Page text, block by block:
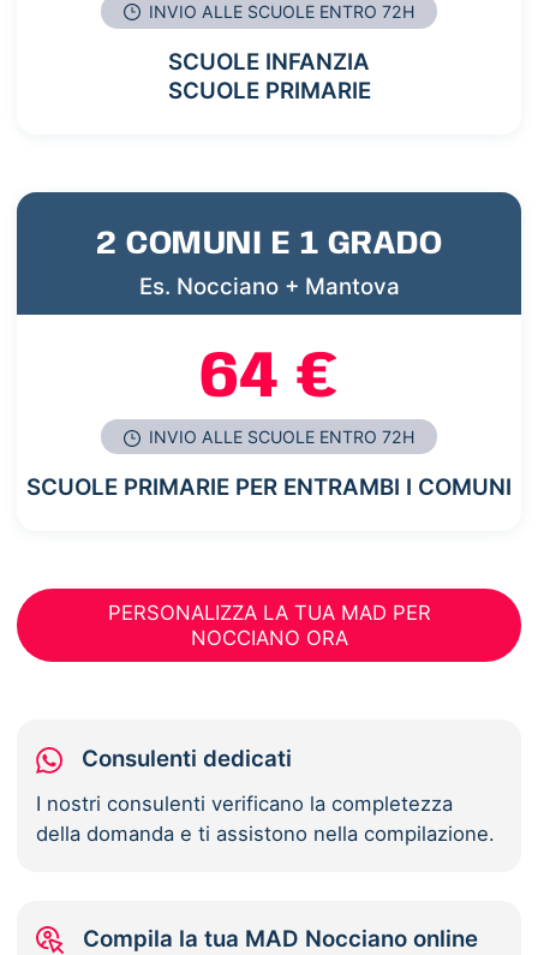
INVIO ALLE SCUOLE ENTRO 72H
SCUOLE INFANZIA
SCUOLE PRIMARIE
2 COMUNI E 1 GRADO
Es. Nocciano + Mantova
64 €
INVIO ALLE SCUOLE ENTRO 72H
SCUOLE PRIMARIE PER ENTRAMBI I COMUNI
PERSONALIZZA LA TUA MAD PER
NOCCIANO ORA
Consulenti dedicati
I nostri consulenti verificano la completezza
della domanda e ti assistono nella compilazione.
Compila la tua MAD Nocciano online